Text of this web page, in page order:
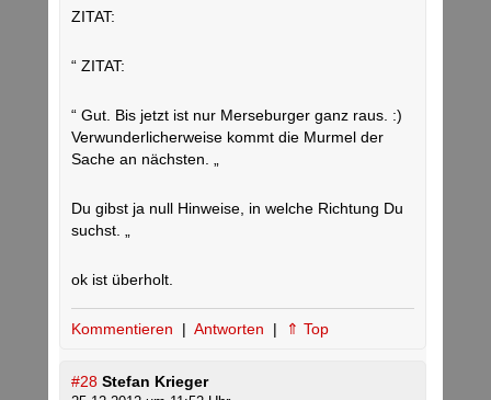
ZITAT:
“ ZITAT:
“ Gut. Bis jetzt ist nur Merseburger ganz raus. :)
Verwunderlicherweise kommt die Murmel der
Sache an nächsten. „
Du gibst ja null Hinweise, in welche Richtung Du
suchst. „
ok ist überholt.
Kommentieren | Antworten | ⇑ Top
#28 Stefan Krieger